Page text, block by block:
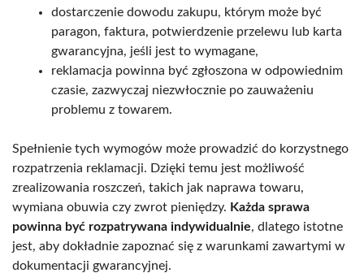
dostarczenie dowodu zakupu, którym może być
paragon, faktura, potwierdzenie przelewu lub karta
gwarancyjna, jeśli jest to wymagane,
reklamacja powinna być zgłoszona w odpowiednim
czasie, zazwyczaj niezwłocznie po zauważeniu
problemu z towarem.
Spełnienie tych wymogów może prowadzić do korzystnego
rozpatrzenia reklamacji. Dzięki temu jest możliwość
zrealizowania roszczeń, takich jak naprawa towaru,
wymiana obuwia czy zwrot pieniędzy. Każda sprawa
powinna być rozpatrywana indywidualnie, dlatego istotne
jest, aby dokładnie zapoznać się z warunkami zawartymi w
dokumentacji gwarancyjnej.